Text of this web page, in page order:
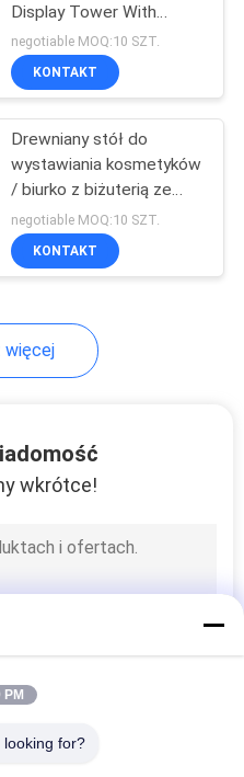
Display Tower With
Spotlight Light
negotiable MOQ:10 SZT.
KONTAKT
Drewniany stół do
wystawiania kosmetyków
/ biurko z biżuterią ze
szklaną powierzchnią
negotiable MOQ:10 SZT.
KONTAKT
więcej
wkrótce!
PM
looking for?